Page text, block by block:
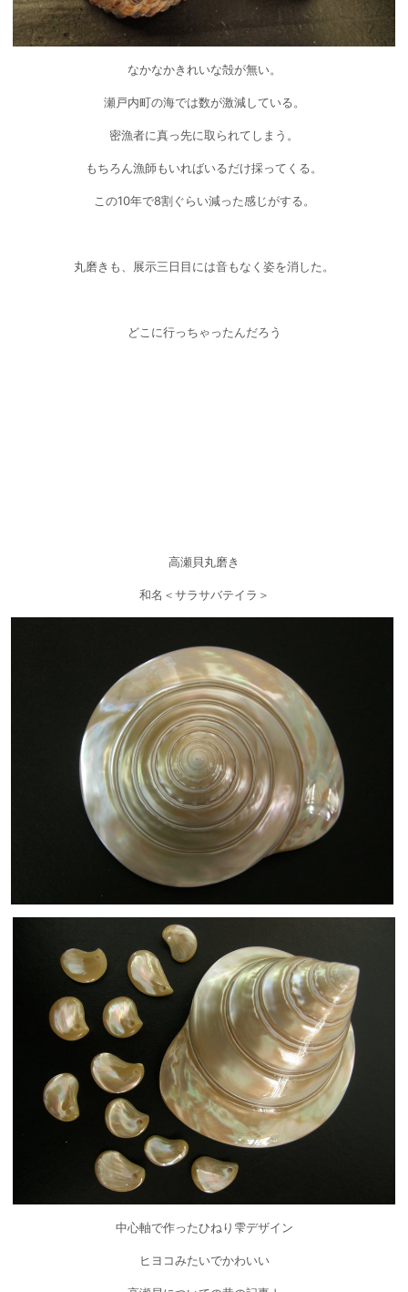
なかなかきれいな殻が無い。
瀬戸内町の海では数が激減している。
密漁者に真っ先に取られてしまう。
もちろん漁師もいればいるだけ採ってくる。
この10年で8割ぐらい減った感じがする。
丸磨きも、展示三日目には音もなく姿を消した。
どこに行っちゃったんだろう
高瀬貝丸磨き
和名＜サラサバテイラ＞
中心軸で作ったひねり雫デザイン
ヒヨコみたいでかわいい